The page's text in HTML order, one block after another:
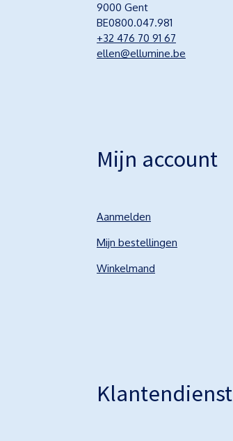
9000 Gent
BE0800.047.981
+32 476 70 91 67
ellen@ellumine.be
Mijn account
Aanmelden
Mijn bestellingen
Winkelmand
Klantendienst